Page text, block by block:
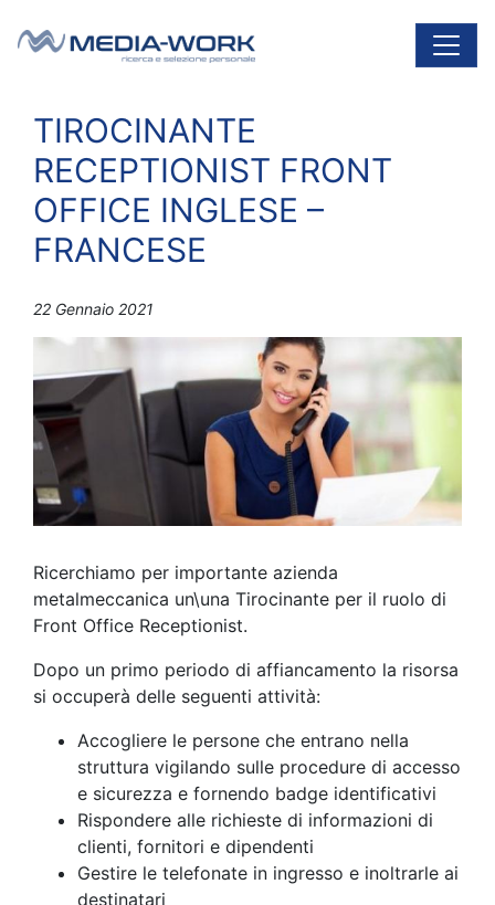
Navigazione principale
TIROCINANTE
RECEPTIONIST FRONT
OFFICE INGLESE –
FRANCESE
22 Gennaio 2021
Ricerchiamo per importante azienda
metalmeccanica un\una Tirocinante per il ruolo di
Front Office Receptionist.
Dopo un primo periodo di affiancamento la risorsa
si occuperà delle seguenti attività:
Accogliere le persone che entrano nella
struttura vigilando sulle procedure di accesso
e sicurezza e fornendo badge identificativi
Rispondere alle richieste di informazioni di
clienti, fornitori e dipendenti
Gestire le telefonate in ingresso e inoltrarle ai
destinatari